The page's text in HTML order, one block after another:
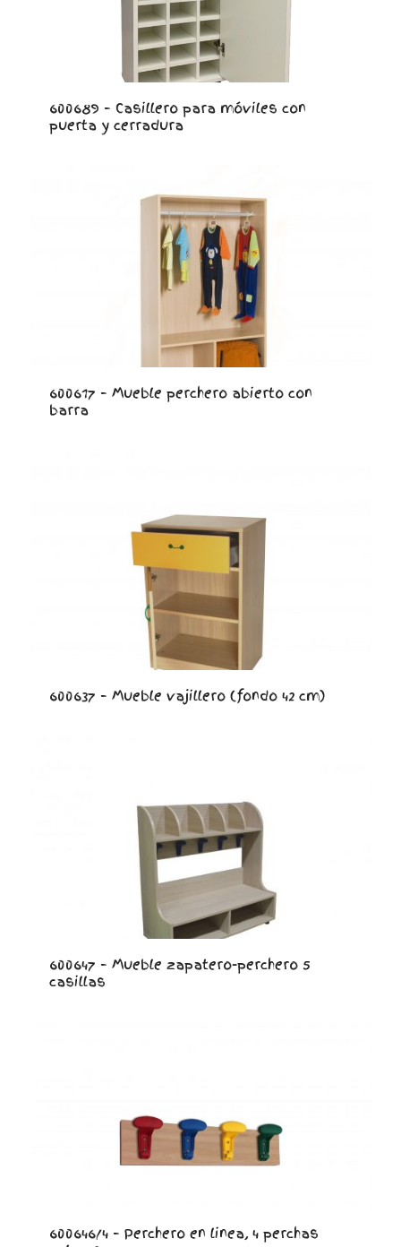
600689 – Casillero para móviles con
puerta y cerradura
600617 – Mueble perchero abierto con
barra
600637 – Mueble vajillero (fondo 42 cm)
600647 – Mueble zapatero-perchero 5
casillas
600646/4 – Perchero en linea, 4 perchas